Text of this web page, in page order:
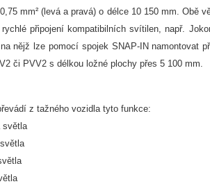
mm² (levá a pravá) o délce 10 150 mm. Obě
připojení kompatibilních svítilen, např.
nějž lze pomocí spojek SNAP-IN namontovat
či PVV2 s délkou ložné plochy přes 5 100 mm.
z tažného vozidla tyto funkce:
světla